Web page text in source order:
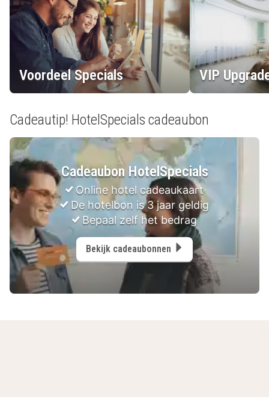
Voordeel Specials VIP
Cadeautip! HotelSpecials cadeaubon
Cadeaubon HotelSpecials
Online hotel cadeaukaart
De hotelbon is 3 jaar geldig
Bepaal zelf het bedrag
Bekijk cadeaubonnen